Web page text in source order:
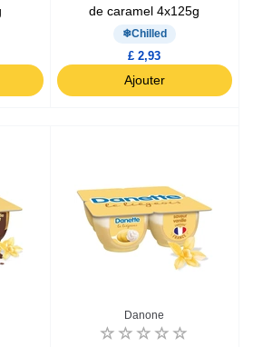
de caramel 4x125g
Chilled
£ 2,93
Ajouter
Danone